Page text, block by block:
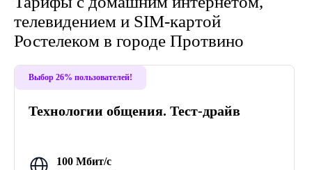
телевидением и SIM-картой
Ростелеком в городе Протвино
Выбор 26% пользователей!
Технологии общения. Тест-драйв
100 Мбит/с